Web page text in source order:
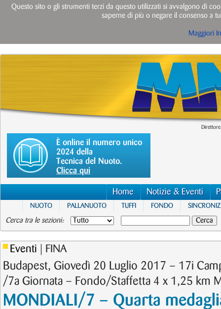
È online il numero unico
2024 della
Tecnica del Nuoto.
Clicca qui
Home Notizie & Eventi
NUOTO PALLANUOTO TUFFI FONDO
Cerca tra le sezioni:
Eventi | FINA
Budapest, Giovedì 20 Luglio 2017 – 17i
/7a Giornata – Fondo/Staffetta 4 x 1,25 km
MONDIALI/7 – Quarta
Questo sito o gli strumenti terzi da questo utilizzati si avvalgono di
saperne di più o negare il consenso a
Maggiori